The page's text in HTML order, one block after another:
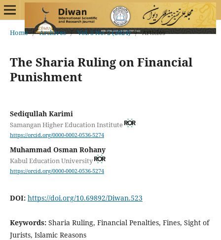
Home / Archives / Vol. 5 No. 2 (2024) / Articles
The Sharia Ruling on Financial
Punishment
Sediqullah Karimi
Samangan Higher Education Institute
https://orcid.org/0000-0002-0536-5274
Muhammad Osman Rohany
Kabul Education University
https://orcid.org/0000-0002-0536-5274
DOI: https://doi.org/10.69892/Diwan.523
Keywords: Sharia Ruling, Financial Penalties, Fines, Sight of
Jurists, Islamic Reasons